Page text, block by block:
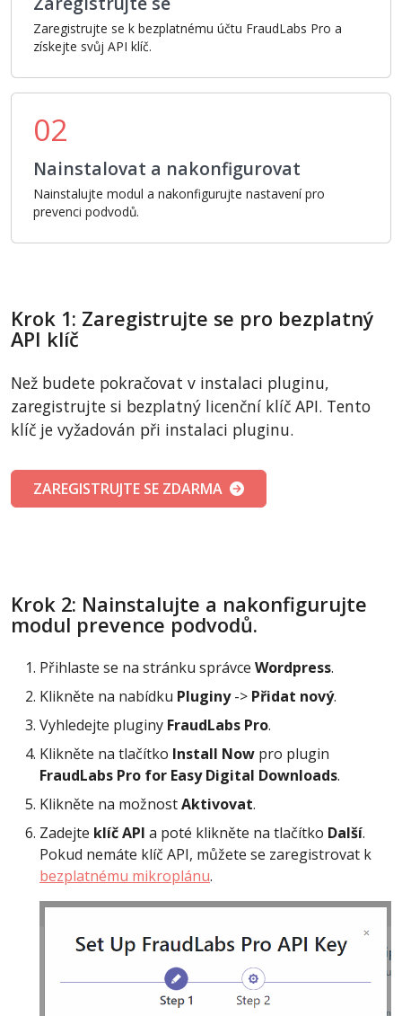
Zaregistrujte se k bezplatnému účtu FraudLabs Pro a
získejte svůj API klíč.
02
Nainstalovat a nakonfigurovat
Nainstalujte modul a nakonfigurujte nastavení pro
prevenci podvodů.
Krok 1: Zaregistrujte se pro bezplatný
API klíč
Než budete pokračovat v instalaci pluginu,
zaregistrujte si bezplatný licenční klíč API. Tento
klíč je vyžadován při instalaci pluginu.
ZAREGISTRUJTE SE ZDARMA
Krok 2: Nainstalujte a nakonfigurujte
modul prevence podvodů.
Přihlaste se na stránku správce Wordpress.
Klikněte na nabídku Pluginy-> Přidat nový.
Vyhledejte pluginy FraudLabs Pro.
Klikněte na tlačítko Install Now pro plugin
FraudLabs Pro for Easy Digital Downloads.
Klikněte na možnostAktivovat.
Zadejte klíč API a poté klikněte na tlačítko Další.
Pokud nemáte klíč API, můžete se zaregistrovat k
bezplatnému mikroplánu.